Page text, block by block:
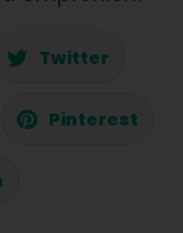
Twitter
Pinterest